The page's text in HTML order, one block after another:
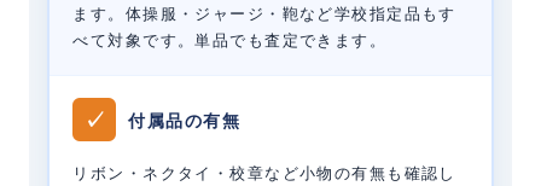
ます。体操服・ジャージ・鞄など学校指定品もす
べて対象です。単品でも査定できます。
✓ 付属品の有無
リボン・ネクタイ・校章など小物の有無も確認し